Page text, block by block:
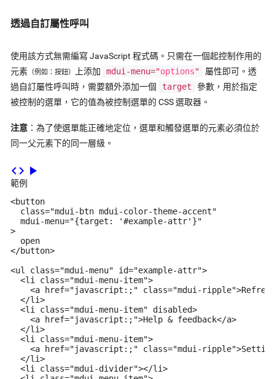
透過自訂屬性呼叫
使用該方式無需編寫 JavaScript 程式碼。只需在一個起控制作用的
元素（例如：按鈕） 上添加 mdui-menu="options"
屬性即可。透
過自訂屬性呼叫時，需要額外添加一個
target
參數，用於指定
被控制的選單，它的值為被控制選單的 CSS 選取器。
注意：為了使選單能正確地定位，選單和觸發選單的元素必須位於
同一父元素下的同一層級。
code play_arrow
範例
<button
  class="mdui-btn mdui-color-theme-accent"
  mdui-menu="{target: '#example-attr'}"
>
  open
</button>
<ul class="mdui-menu" id="example-attr">
  <li class="mdui-menu-item">
<a href="javascript:;" class="mdui-
  </li>
  <li class="mdui-menu-item" disabled>
    <a href="javascript:;">Help & feedback</a>
  </li>
  <li class="mdui-menu-item">
<a href="javascript:;" class="mdui-
  </li>
  <li class="mdui-divider"></li>